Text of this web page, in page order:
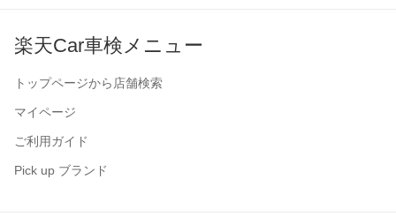
楽天Car車検メニュー
トップページから店舗検索
マイページ
ご利用ガイド
Pick up ブランド